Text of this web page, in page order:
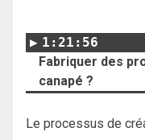
1:21:56
Fabriquer des
canapé ?
Le processus de